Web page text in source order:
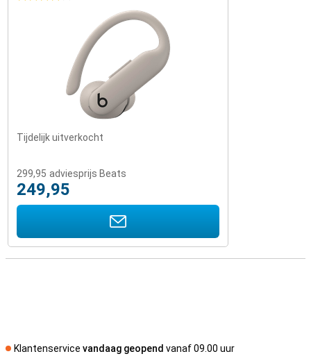
Tijdelijk uitverkocht
299,95 adviesprijs Beats
249,95
Klantenservice vandaag geopend vanaf 09.00 uur